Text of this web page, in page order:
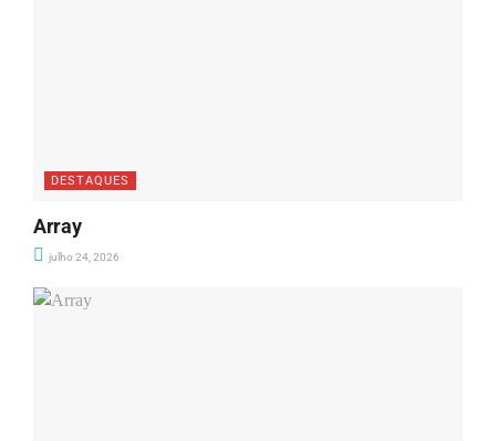
DESTAQUES
Array
julho 24, 2026